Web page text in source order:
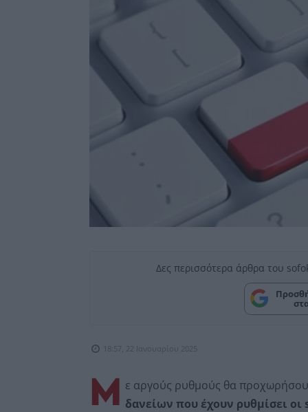
Δες περισσότερα άρθρα του
18:57, 22 Ιανουαρίου 2025
Μ ε αργούς ρυθμούς θα
δανείων που έχουν ρυθμίσει οι